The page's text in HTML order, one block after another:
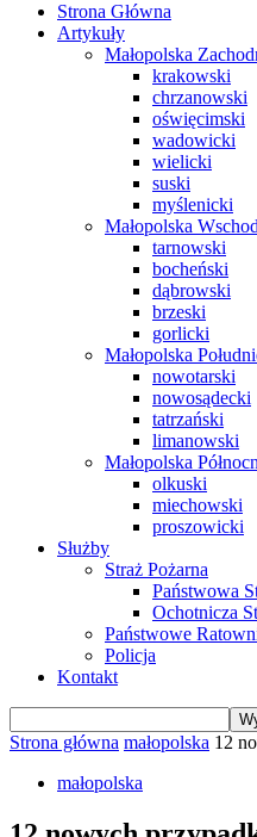
Strona Główna
Artykuły
Małopolska
krakowski
chrzanowski
oświęcimski
wadowicki
wielicki
suski
myślenicki
Małopolska
tarnowski
bocheński
dąbrowski
brzeski
gorlicki
Małopolska
nowotarski
nowosądecki
tatrzański
limanowski
Małopolska
olkuski
miechowski
proszowicki
Służby
Straż Pożarna
Państwowa
Ochotnicza
Państwowe
Policja
Kontakt
Strona główna małopolska 12
małopolska